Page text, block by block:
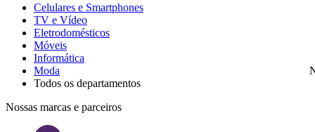
Celulares e Smartphones
TV e Vídeo
Eletrodomésticos
Móveis
Informática
Moda
Todos os departamentos
Nossas marcas e parceiros